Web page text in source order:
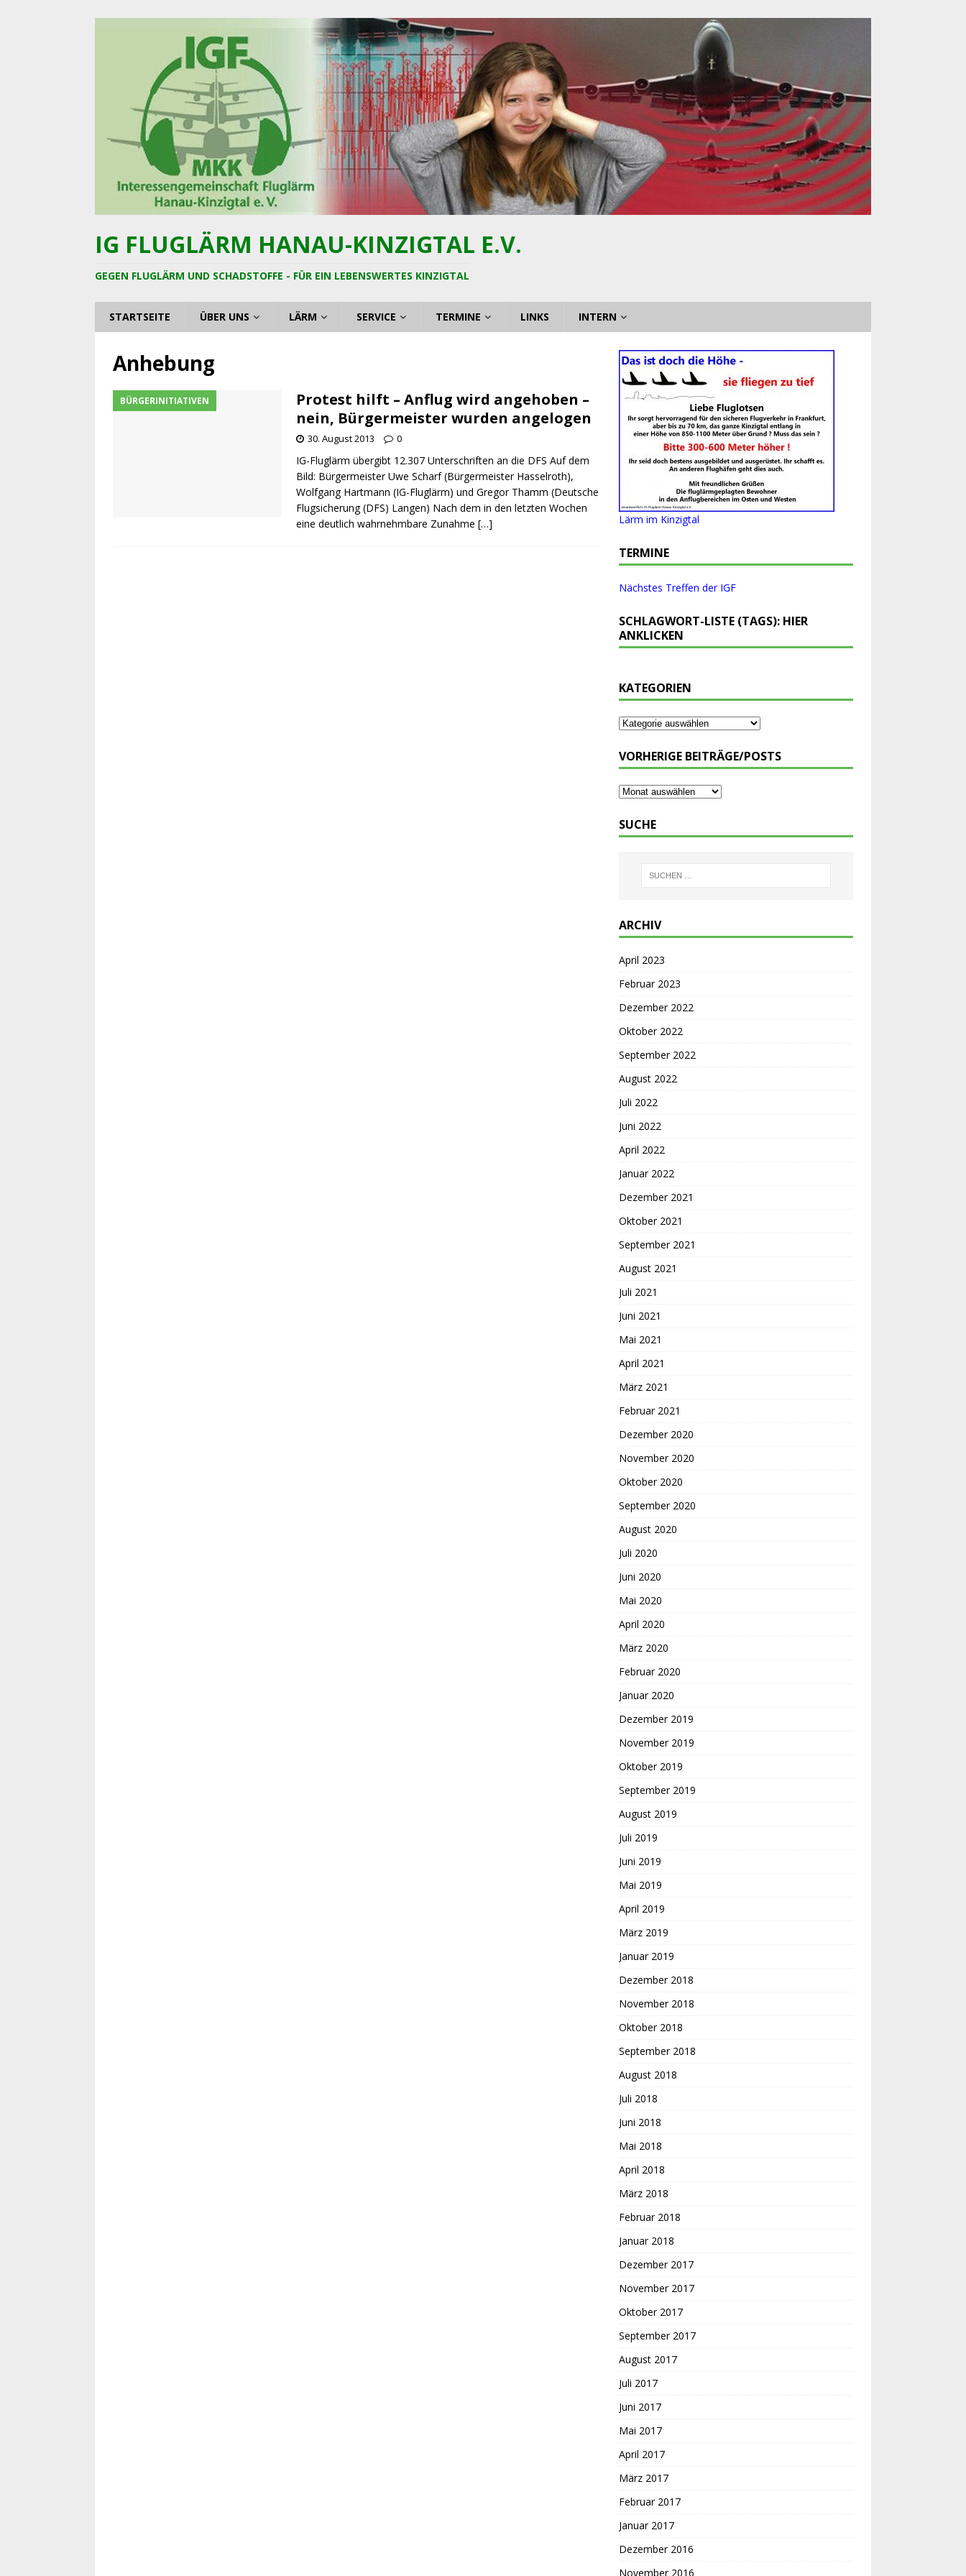
IG FLUGLÄRM HANAU-KINZIGTAL E.V.
GEGEN FLUGLÄRM UND SCHADSTOFFE - FÜR EIN LEBENSWERTES KINZIGTAL
STARTSEITE ÜBER UNS LÄRM SERVICE TERMINE LINKS INTERN
Anhebung
BÜRGERINITIATIVEN
Protest hilft – Anflug wird angehoben –
nein, Bürgermeister wurden angelogen
30. August 2013 0
IG-Fluglärm übergibt 12.307 Unterschriften an die DFS Auf dem
Bild: Bürgermeister Uwe Scharf (Bürgermeister Hasselroth),
Wolfgang Hartmann (IG-Fluglärm) und Gregor Thamm (Deutsche
Flugsicherung (DFS) Langen) Nach dem in den letzten Wochen
eine deutlich wahrnehmbare Zunahme […] Lärm im Kinzigtal
TERMINE
Nächstes Treffen der IGF
SCHLAGWORT-LISTE (TAGS): HIER
ANKLICKEN
KATEGORIEN
VORHERIGE BEITRÄGE/POSTS
SUCHE
ARCHIV
April 2023
Februar 2023
Dezember 2022
Oktober 2022
September 2022
August 2022
Juli 2022
Juni 2022
April 2022
Januar 2022
Dezember 2021
Oktober 2021
September 2021
August 2021
Juli 2021
Juni 2021
Mai 2021
April 2021
März 2021
Februar 2021
Dezember 2020
November 2020
Oktober 2020
September 2020
August 2020
Juli 2020
Juni 2020
Mai 2020
April 2020
März 2020
Februar 2020
Januar 2020
Dezember 2019
November 2019
Oktober 2019
September 2019
August 2019
Juli 2019
Juni 2019
Mai 2019
April 2019
März 2019
Januar 2019
Dezember 2018
November 2018
Oktober 2018
September 2018
August 2018
Juli 2018
Juni 2018
Mai 2018
April 2018
März 2018
Februar 2018
Januar 2018
Dezember 2017
November 2017
Oktober 2017
September 2017
August 2017
Juli 2017
Juni 2017
Mai 2017
April 2017
März 2017
Februar 2017
Januar 2017
Dezember 2016
November 2016